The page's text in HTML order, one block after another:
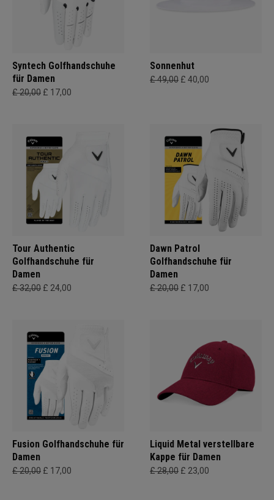
Syntech Golfhandschuhe
für Damen
£ 20,00 £ 17,00
Sonnenhut
£ 49,00 £ 40,00
Tour Authentic
Golfhandschuhe für
Damen
£ 32,00 £ 24,00
Dawn Patrol
Golfhandschuhe für
Damen
£ 20,00 £ 17,00
Fusion Golfhandschuhe für
Damen
£ 20,00 £ 17,00
Liquid Metal verstellbare
Kappe für Damen
£ 28,00 £ 23,00